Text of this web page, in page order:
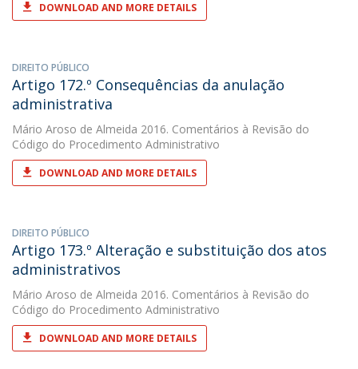
DOWNLOAD AND MORE DETAILS
DIREITO PÚBLICO
Artigo 172.º Consequências da anulação
administrativa
Mário Aroso de Almeida 2016. Comentários à Revisão do
Código do Procedimento Administrativo
DOWNLOAD AND MORE DETAILS
DIREITO PÚBLICO
Artigo 173.º Alteração e substituição dos atos
administrativos
Mário Aroso de Almeida 2016. Comentários à Revisão do
Código do Procedimento Administrativo
DOWNLOAD AND MORE DETAILS